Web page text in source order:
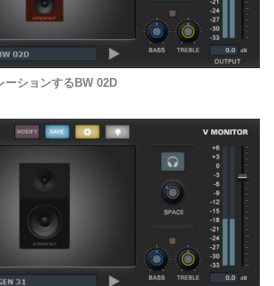
ーションするBW 02D